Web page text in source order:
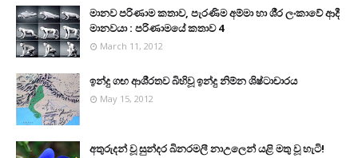
මානව පරිණාම කතාව, පැරණිම අම්මා හා ශී‍්‍ර ලංකාවේ ආදී
මානවයා : පරිණාමයේ කතාව 4
March 11, 2012
ඉන්දු ගඟ ආශි‍්‍රතව බිහිවූ ඉන්දු නිම්න ශිෂ්ටාචාරය
May 15, 2012
අතුරුදන් වූ සුන්දර බිනරමලී නාඋ‍ලෙන් යළි මතු වූ හැටි!